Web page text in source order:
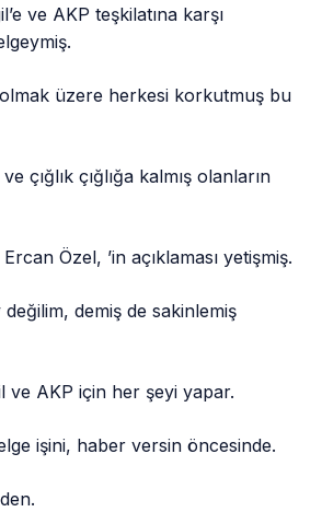
ve AKP teşkilatına karşı
üzere herkesi korkutmuş bu
çığlık çığlığa kalmış olanların
Özel, ’in açıklaması yetişmiş.
değilim, demiş de sakinlemiş
ve AKP için her şeyi yapar.
işini, haber versin öncesinde.